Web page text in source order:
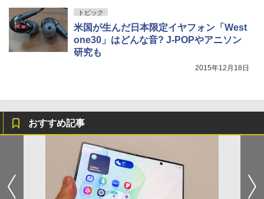
トピック
米国が生んだ日本限定イヤフォン「West
one30」はどんな音? J-POPやアニソン
研究も
2015年12月18日
おすすめ記事